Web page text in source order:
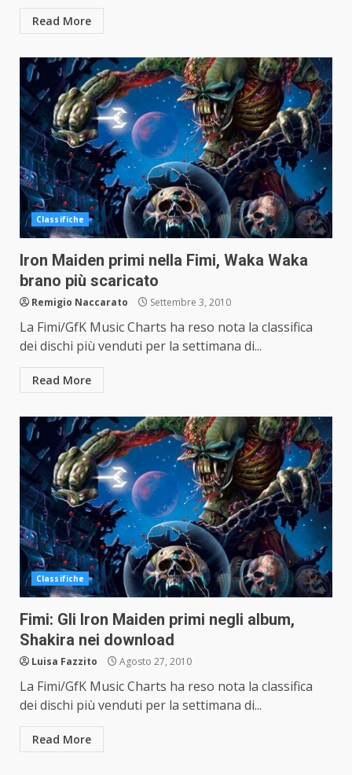
Read More
Classifiche
Iron Maiden primi nella Fimi, Waka Waka
brano più scaricato
Remigio Naccarato Settembre 3, 2010
La Fimi/GfK Music Charts ha reso nota la classifica
dei dischi più venduti per la settimana di...
Read More
Classifiche
Fimi: Gli Iron Maiden primi negli album,
Shakira nei download
Luisa Fazzito Agosto 27, 2010
La Fimi/GfK Music Charts ha reso nota la classifica
dei dischi più venduti per la settimana di...
Read More